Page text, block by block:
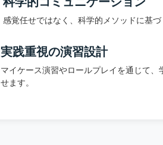
感覚任せではなく、科学的メソッドに基
実践重視の演習設計
マイケース演習やロールプレイを通じて
せます。